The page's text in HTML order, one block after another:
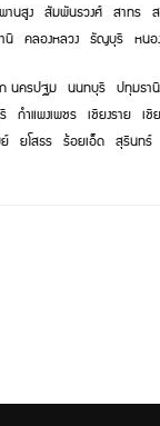
านสูง สัมพันธวงศ์ สาทร
นี คลองหลวง ธัญบุรี หนอ
นครปฐม นนทบุรี ปทุมธานี
กำแพงเพชร เชียงราย เชี
ยโสธร ร้อยเอ็ด สุรินทร์